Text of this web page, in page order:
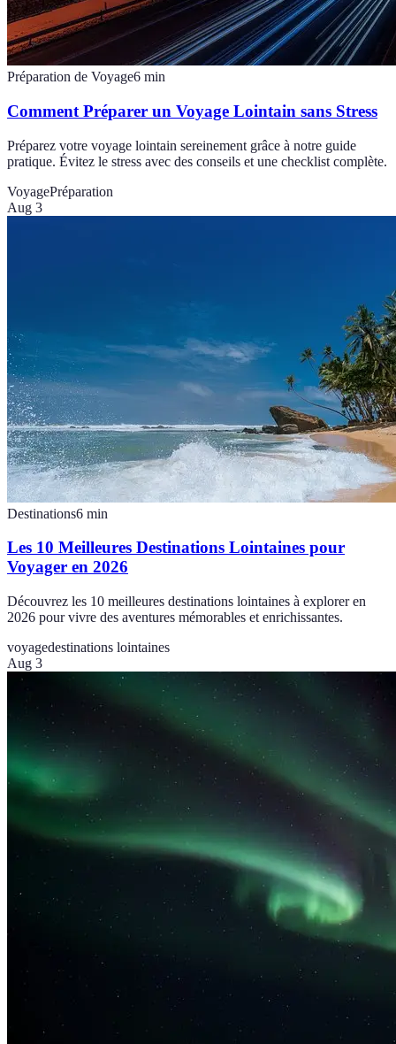
Préparation de Voyage6 min
Comment Préparer un Voyage Lointain sans Stress
Préparez votre voyage lointain sereinement grâce à notre guide
pratique. Évitez le stress avec des conseils et une checklist complète.
VoyagePréparation
Aug 3
Destinations6 min
Les 10 Meilleures Destinations Lointaines pour
Voyager en 2026
Découvrez les 10 meilleures destinations lointaines à explorer en
2026 pour vivre des aventures mémorables et enrichissantes.
voyagedestinations lointaines
Aug 3